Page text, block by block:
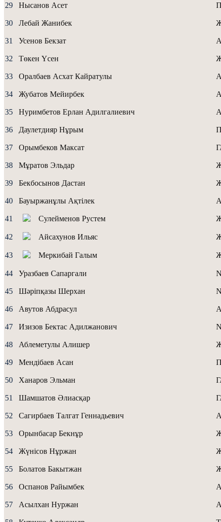
29 Нысанов Асет
30 Лебай Жанибек
31 Усенов Бекзат
32 Төкен Үсен
33 Оралбаев Асхат Кайратулы
34 Жубатов Мейирбек
35 Нуримбетов Ерлан Адилгалиевич
36 Даулетдияр Нұрым
37 Орымбеков Максат
38 Мұратов Эльдар
39 Бекбосынов Дастан
40 Бауыржанұлы Ақтілек
41 Сулейменов Рустем
42 Айсахунов Ильяс
43 Меркибай Галым
44 Уразбаев Сапаргали
45 Шәріпқазы Шерхан
46 Авутов Абдрасул
47 Изизов Бектас Адилжанович
48 Аблеметулы Алишер
49 Мендібаев Асан
50 Ханаров Эльман
51 Шамшатов Әлиасқар
52 Сагирбаев Талгат Геннадьевич
53 Орынбасар Бекнұр
54 Жүнісов Нұржан
55 Болатов Бакытжан
56 Оспанов Райымбек
57 Асылхан Нуржан